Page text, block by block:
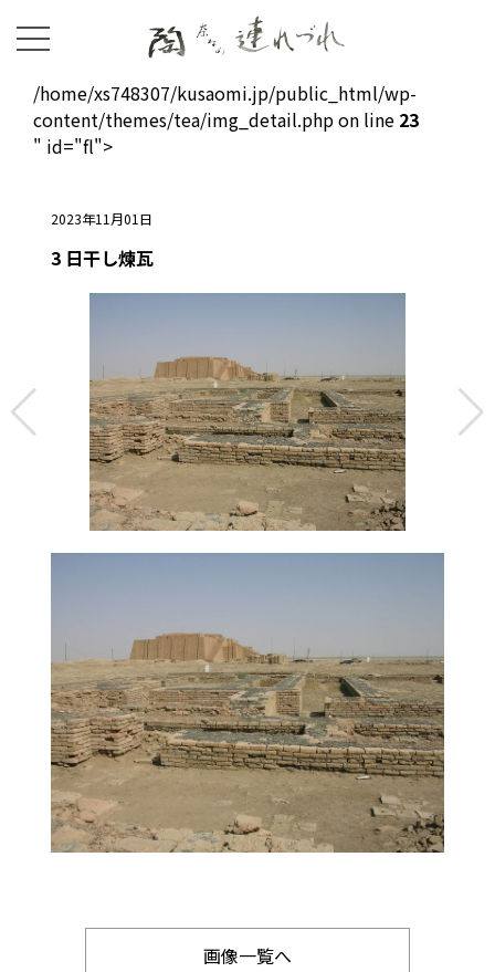
/home/xs748307/kusaomi.jp/public_html/wp-
content/themes/tea/img_detail.php on line 23
" id="fl">
2023年11月01日
3 日干し煉瓦
画像一覧へ